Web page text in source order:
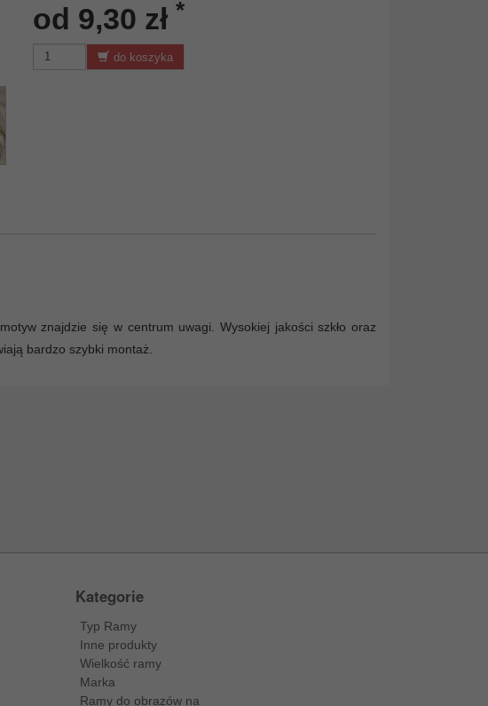
od 9,30 zł *
do koszyka
znajdzie się w centrum uwagi. Wysokiej jakości szkło oraz
bardzo szybki montaż.
Kategorie
Typ Ramy
Inne produkty
Wielkość ramy
Marka
Ramy do obrazów na